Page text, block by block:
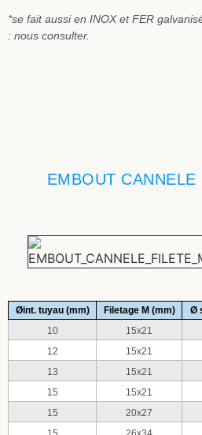
*se fait aussi en INOX et FER
: nous consulter.
EMBOUT
Øint. tuyau (mm) Filetage M (mm) Ø
10
15x21
12
15x21
13
15x21
15
15x21
15
20x27